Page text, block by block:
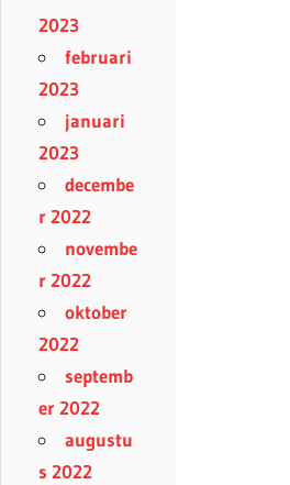
2023
februari
2023
januari
2023
decembe
r 2022
novembe
r 2022
oktober
2022
septemb
er 2022
augustu
s 2022